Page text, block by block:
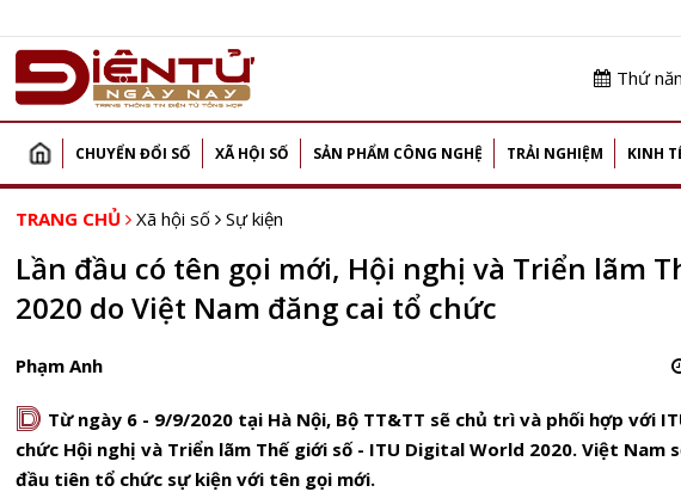
Thứ
CHUYỂN ĐỔI SỐ XÃ HỘI SỐ SẢN PHẨM CÔNG NGHỆ TRẢI NGHIỆM KINH
TRANG CHỦ Xã hội số Sự kiện
Lần đầu có tên gọi mới, Hội nghị và Triển lãm
2020 do Việt Nam đăng cai tổ chức
Phạm Anh
D Từ ngày 6 - 9/9/2020 tại Hà Nội, Bộ TT&TT sẽ chủ trì và phối hợp với
chức Hội nghị và Triển lãm Thế giới số - ITU Digital World 2020. Việt Nam
đầu tiên tổ chức sự kiện với tên gọi mới.